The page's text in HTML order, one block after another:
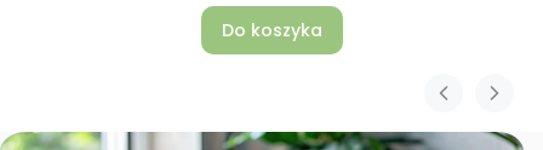
Do koszyka